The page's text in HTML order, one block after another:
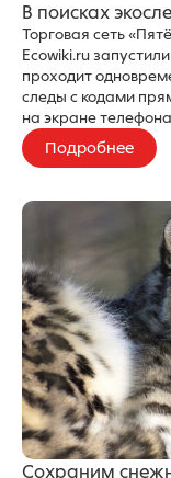
В поисках
Торговая сеть
Ecowiki.ru
проходит
следы с кодами
на экране
Подробнее
Сохраним